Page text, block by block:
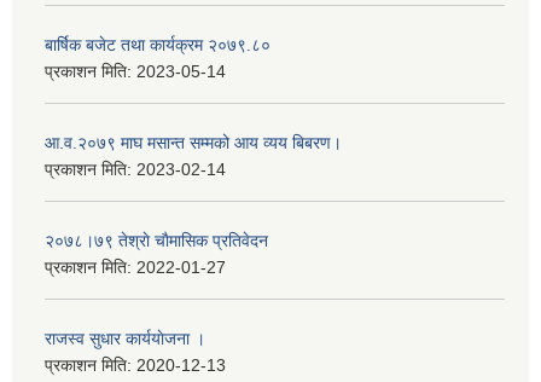
बार्षिक बजेट तथा कार्यक्रम २०७९.८०
प्रकाशन मिति: 2023-05-14
आ.व.२०७९ माघ मसान्त सम्मको आय व्यय बिबरण।
प्रकाशन मिति: 2023-02-14
२०७८।७९ तेश्राे चाैमासिक प्रतिवेदन
प्रकाशन मिति: 2022-01-27
राजस्व सुधार कार्ययाेजना ।
प्रकाशन मिति: 2020-12-13